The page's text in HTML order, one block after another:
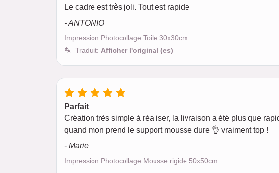
Le cadre est très joli. Tout est rapide
- ANTONIO
Impression Photocollage Toile 30x30cm
Traduit: Afficher l'original (es)
Parfait
Création très simple à réaliser, la livraison a été plus que
quand mon prend le support mousse dure 👌 vraiment top !
- Marie
Impression Photocollage Mousse rigide 50x50cm